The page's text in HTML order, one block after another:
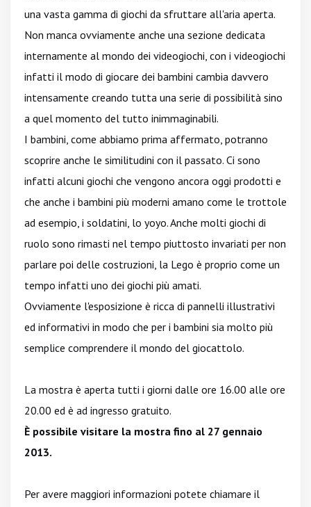
una vasta gamma di giochi da sfruttare all'aria aperta.
Non manca ovviamente anche una sezione dedicata
internamente al mondo dei videogiochi, con i videogiochi
infatti il modo di giocare dei bambini cambia davvero
intensamente creando tutta una serie di possibilità sino
a quel momento del tutto inimmaginabili.
I bambini, come abbiamo prima affermato, potranno
scoprire anche le similitudini con il passato. Ci sono
infatti alcuni giochi che vengono ancora oggi prodotti e
che anche i bambini più moderni amano come le trottole
ad esempio, i soldatini, lo yoyo. Anche molti giochi di
ruolo sono rimasti nel tempo piuttosto invariati per non
parlare poi delle costruzioni, la Lego è proprio come un
tempo infatti uno dei giochi più amati.
Ovviamente l'esposizione è ricca di pannelli illustrativi
ed informativi in modo che per i bambini sia molto più
semplice comprendere il mondo del giocattolo.
La mostra è aperta tutti i giorni dalle ore 16.00 alle ore
20.00 ed è ad ingresso gratuito.
È possibile visitare la mostra fino al 27 gennaio
2013.
Per avere maggiori informazioni potete chiamare il